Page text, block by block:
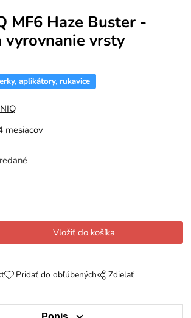
MF6 Haze Buster -
vyrovnanie vrsty
aplikátory, rukavice
mesiacov
Pridať do obľúbených Zdielať